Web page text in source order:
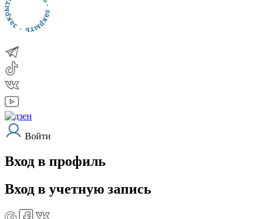
Войти
Вход в профиль
Вход в учетную запись